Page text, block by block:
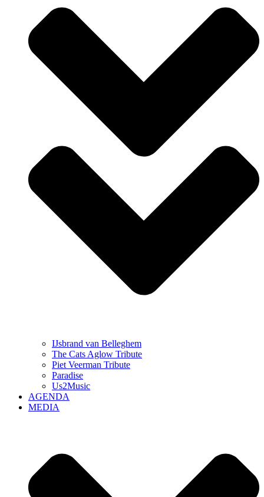
IJsbrand van Belleghem
The Cats Aglow Tribute
Piet Veerman Tribute
Paradise
Us2Music
AGENDA
MEDIA